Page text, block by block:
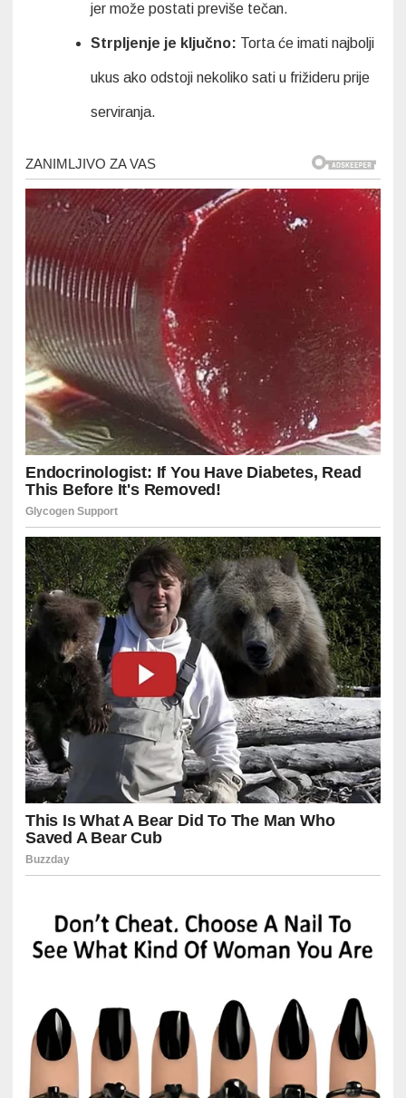
jer može postati previše tečan.
Strpljenje je ključno: Torta će imati najbolji
ukus ako odstoji nekoliko sati u frižideru prije
serviranja.